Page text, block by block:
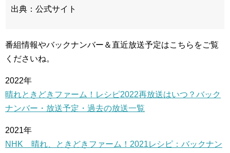
出典：公式サイト
番組情報やバックナンバー＆直近放送予定はこちらをご覧
くださいね。
2022年
晴れときどきファーム！レシピ2022再放送はいつ？バック
ナンバー・放送予定・過去の放送一覧
2021年
NHK 晴れ、ときどきファーム！2021レシピ：バックナン